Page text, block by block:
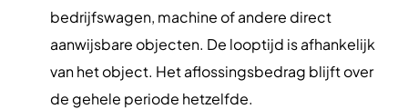
bedrijfswagen, machine of andere direct
aanwijsbare objecten. De looptijd is afhankelijk
van het object. Het aflossingsbedrag blijft over
de gehele periode hetzelfde.